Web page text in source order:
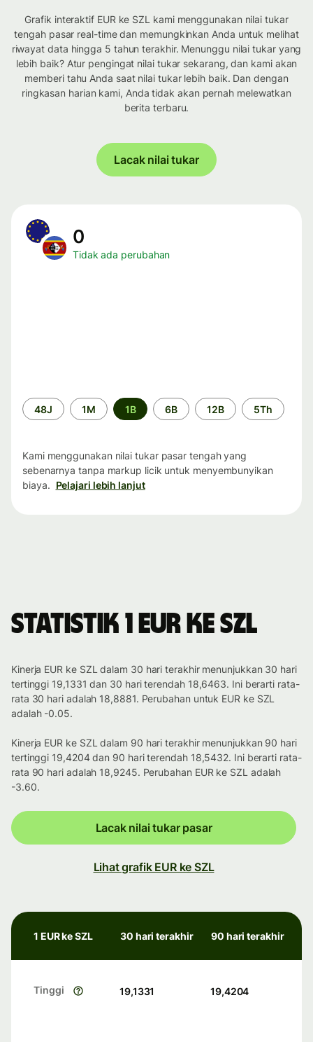
Grafik interaktif EUR ke SZL kami menggunakan nilai tukar
tengah pasar real-time dan memungkinkan Anda untuk melihat
riwayat data hingga 5 tahun terakhir. Menunggu nilai tukar yang
lebih baik? Atur pengingat nilai tukar sekarang, dan kami akan
memberi tahu Anda saat nilai tukar lebih baik. Dan dengan
ringkasan harian kami, Anda tidak akan pernah melewatkan
berita terbaru.
Lacak nilai tukar
0
Tidak ada perubahan
Periode
waktu
48J 1M 1B 6B 12B 5Th
Kami menggunakan nilai tukar pasar tengah yang
sebenarnya tanpa markup licik untuk menyembunyikan
biaya. Pelajari lebih lanjut
Statistik 1 EUR ke SZL
Kinerja EUR ke SZL dalam 30 hari terakhir menunjukkan 30 hari
tertinggi 19,1331 dan 30 hari terendah 18,6463. Ini berarti rata-
rata 30 hari adalah 18,8881. Perubahan untuk EUR ke SZL
adalah -0.05.
Kinerja EUR ke SZL dalam 90 hari terakhir menunjukkan 90 hari
tertinggi 19,4204 dan 90 hari terendah 18,5432. Ini berarti rata-
rata 90 hari adalah 18,9245. Perubahan EUR ke SZL adalah
-3.60.
Lacak nilai tukar pasar
Lihat grafik EUR ke SZL
1 EUR ke SZL 30 hari terakhir 90 hari terakhir
Tinggi 19,1331 19,4204